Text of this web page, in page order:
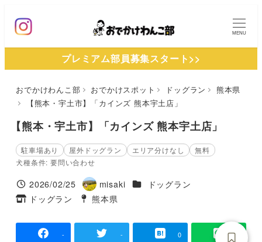
ン
MENU
プレミアム部員募集スタート>>
おでかけわんこ部 おでかけスポット ドッグラン
熊本県
【熊本・宇土市】「カインズ 熊本宇土店」
【熊本・宇土市】「カインズ 熊本宇土店」
駐車場あり 屋外ドッグラン エリア分けなし
無料
犬種条件: 要問い合わせ
投稿日
2026/02/25
著
者
misaki 施設ジャンル
ドッグラン
タグ
ドッグラン
タグ
熊本県
- - 0